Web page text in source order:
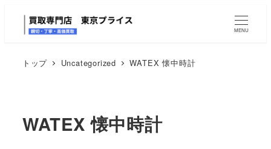
MENU
トップ Uncategorized WATEX 懐中時計
WATEX 懐中時計